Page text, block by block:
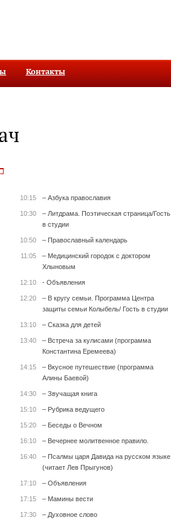
Контакты
10:15 – Азбука православия
10:30
– Литдрама. Поэтическая страница/Гость
в студии
10:50 – Православный календарь
11:05
– Медицинский городок с доктором
Хлыновым
12:10 - Объявления
12:20
– В кругу семьи. Программа Центра
защиты семьи Колыбель/ Гость в студии
13:10 – Сказка для детей
13:40
– Встреча за кулисами (программа
Константина Еремеева)
14:15
– Вкусное путешествие (программа
Алины Баевой)
14:30 – Звучащая книга
15:10 – Рубрика ведущего
15:20 – Беседы о Вечном
16:10 – Вечернее молитвенное правило.
16:40
– Псалмы царя Давида на русском языке
(читает Лев Прыгунов)
17:10 – Объявления
17:15 – Мамины вести
17:30 – Духовное слово